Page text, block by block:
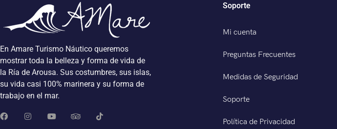
En Amare Turismo Náutico queremos
mostrar toda la belleza y forma de vida de
la Ría de Arousa. Sus costumbres, sus islas,
su vida casi 100% marinera y su forma de
trabajo en el mar.
Soporte
Mi cuenta
Preguntas Frecuentes
Medidas de Seguridad
Soporte
Política de Privacidad